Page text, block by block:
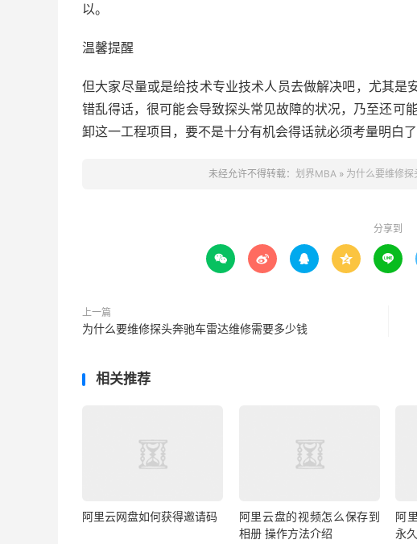
以。
温馨提醒
但大家尽量或是给技术专业技术人员去做解决吧，尤其
错乱得话，很可能会导致探头常见故障的状况，乃至还可
卸这一工程项目，要不是十分有机会得话就必须考量明白了
未经允许不得转载： 划界MBA» 为什么要维修
分享到
    
上一篇
为什么要维修探头奔驰车雷达维修需要多少钱
相关推荐
阿里云网盘如何获得邀请码
阿里云盘的视频怎么保存到
相册 操作方法介绍
阿
永